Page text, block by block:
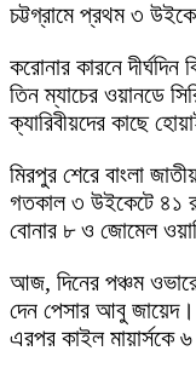
চট্টগ্রামে প্রথম ৩
করোনার কারনে দীর্ঘদিন
তিন ম্যাচের ওয়ানডে
ক্যারিবীয়দের কাছে
মিরপুর শেরে বাংলা
গতকাল ৩ উইকেটে ৪১
বোনার ৮ ও জোমেল
আজ, দিনের পঞ্চম
দেন পেসার আবু জায়েদ।
এরপর কাইল মায়ার্সকে ৬